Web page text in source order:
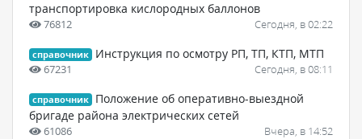
транспортировка кислородных баллонов
76812 Сегодня, в 02:22
справочник Инструкция по осмотру РП, ТП, КТП, МТП
67231 Сегодня, в 08:11
справочник
Положение об оперативно-выездной
бригаде района электрических сетей
61086 Вчера, в 14:52